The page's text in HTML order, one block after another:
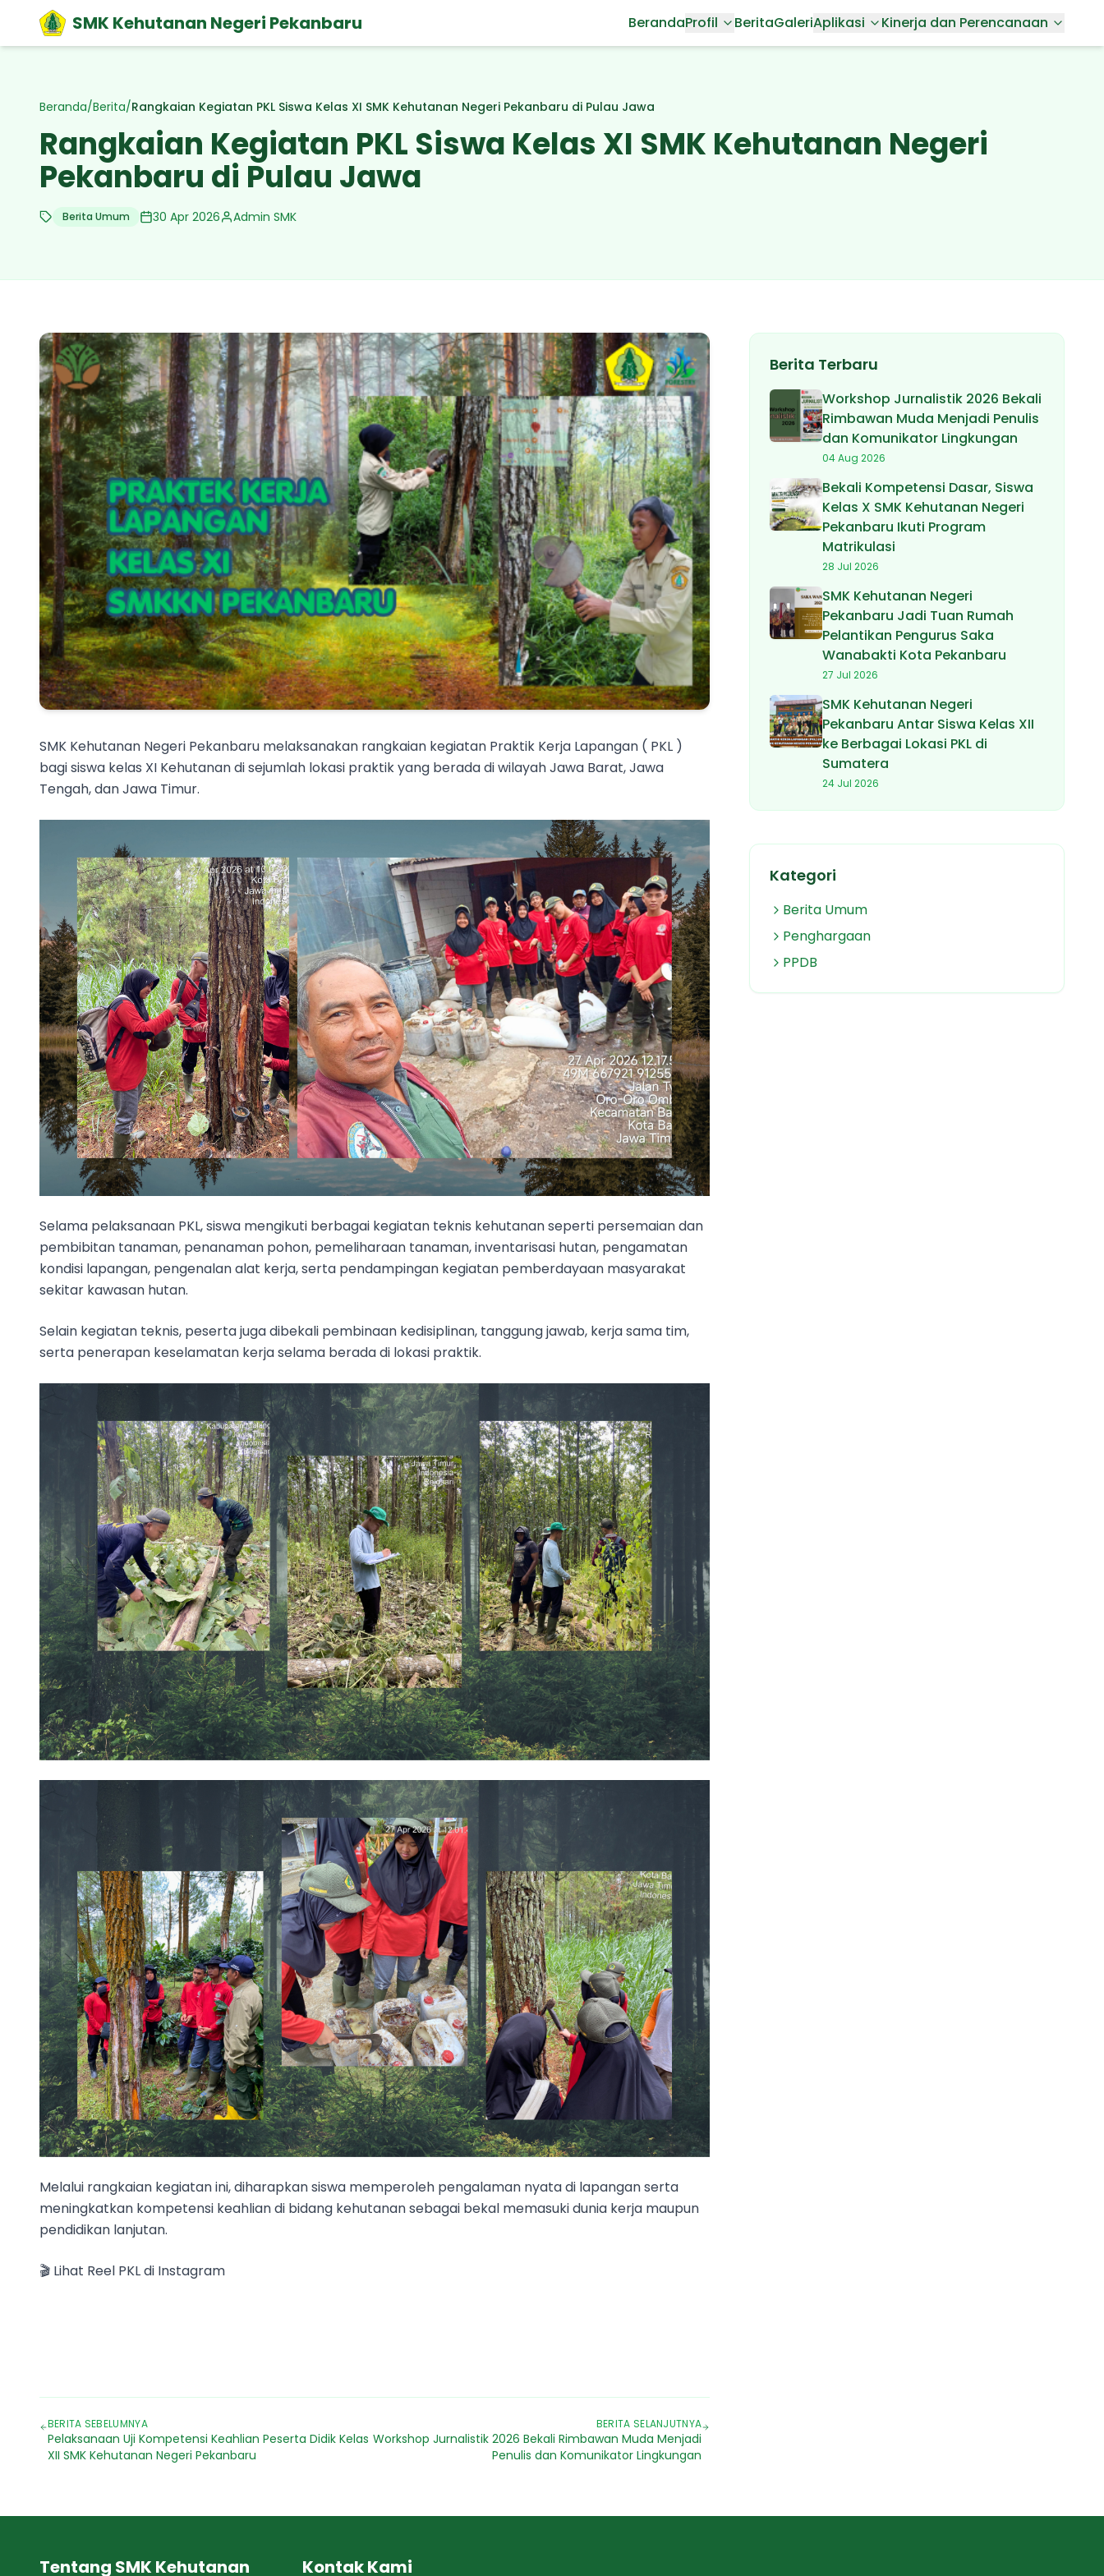
SMK Kehutanan Negeri Pekanbaru BerandaProfil BeritaGaleriAplikasi Kinerja dan Perencanaan
Beranda/Berita/Rangkaian Kegiatan PKL Siswa Kelas XI SMK Kehutanan Negeri Pekanbaru di Pulau Jawa
Rangkaian Kegiatan PKL Siswa Kelas XI SMK Kehutanan Negeri
Pekanbaru di Pulau Jawa
Berita Umum 30 Apr 2026 Admin SMK
SMK Kehutanan Negeri Pekanbaru melaksanakan rangkaian kegiatan Praktik Kerja Lapangan ( PKL )
bagi siswa kelas XI Kehutanan di sejumlah lokasi praktik yang berada di wilayah Jawa Barat, Jawa
Tengah, dan Jawa Timur.
Selama pelaksanaan PKL, siswa mengikuti berbagai kegiatan teknis kehutanan seperti persemaian dan
pembibitan tanaman, penanaman pohon, pemeliharaan tanaman, inventarisasi hutan, pengamatan
kondisi lapangan, pengenalan alat kerja, serta pendampingan kegiatan pemberdayaan masyarakat
sekitar kawasan hutan.
Selain kegiatan teknis, peserta juga dibekali pembinaan kedisiplinan, tanggung jawab, kerja sama tim,
serta penerapan keselamatan kerja selama berada di lokasi praktik.
Melalui rangkaian kegiatan ini, diharapkan siswa memperoleh pengalaman nyata di lapangan serta
meningkatkan kompetensi keahlian di bidang kehutanan sebagai bekal memasuki dunia kerja maupun
pendidikan lanjutan.
🎬 Lihat Reel PKL di Instagram
BERITA SEBELUMNYA
Pelaksanaan Uji Kompetensi Keahlian Peserta Didik Kelas
XII SMK Kehutanan Negeri Pekanbaru
BERITA SELANJUTNYA
Workshop Jurnalistik 2026 Bekali Rimbawan Muda Menjadi
Penulis dan Komunikator Lingkungan
Berita Terbaru
Workshop Jurnalistik 2026 Bekali
Rimbawan Muda Menjadi Penulis
dan Komunikator Lingkungan
04 Aug 2026
Bekali Kompetensi Dasar, Siswa
Kelas X SMK Kehutanan Negeri
Pekanbaru Ikuti Program
Matrikulasi
28 Jul 2026
SMK Kehutanan Negeri
Pekanbaru Jadi Tuan Rumah
Pelantikan Pengurus Saka
Wanabakti Kota Pekanbaru
27 Jul 2026
SMK Kehutanan Negeri
Pekanbaru Antar Siswa Kelas XII
ke Berbagai Lokasi PKL di
Sumatera
24 Jul 2026
Kategori
Berita Umum
Penghargaan
PPDB
Tentang SMK Kehutanan Kontak Kami